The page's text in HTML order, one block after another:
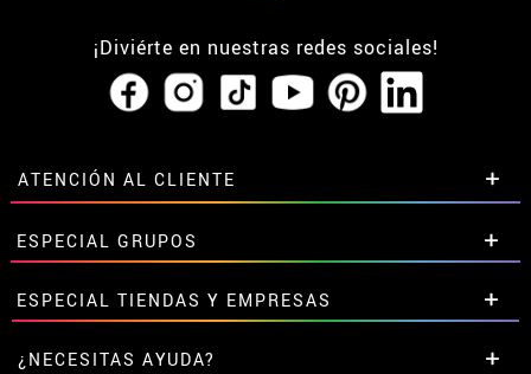
¡Diviérte en nuestras redes sociales!
ATENCIÓN AL CLIENTE
• Horario tienda IBI
•Descuento estudiantes
• Sobre nosotros
• Condiciones de venta
• Aviso legal yPrivacidad
ESPECIAL GRUPOS
Descuentos especiales para grupos.
Contáctanos aquí
ESPECIAL TIENDAS Y EMPRESAS
Descuentos exclusivos para tiendas y empresas.
¿NECESITAS AYUDA?